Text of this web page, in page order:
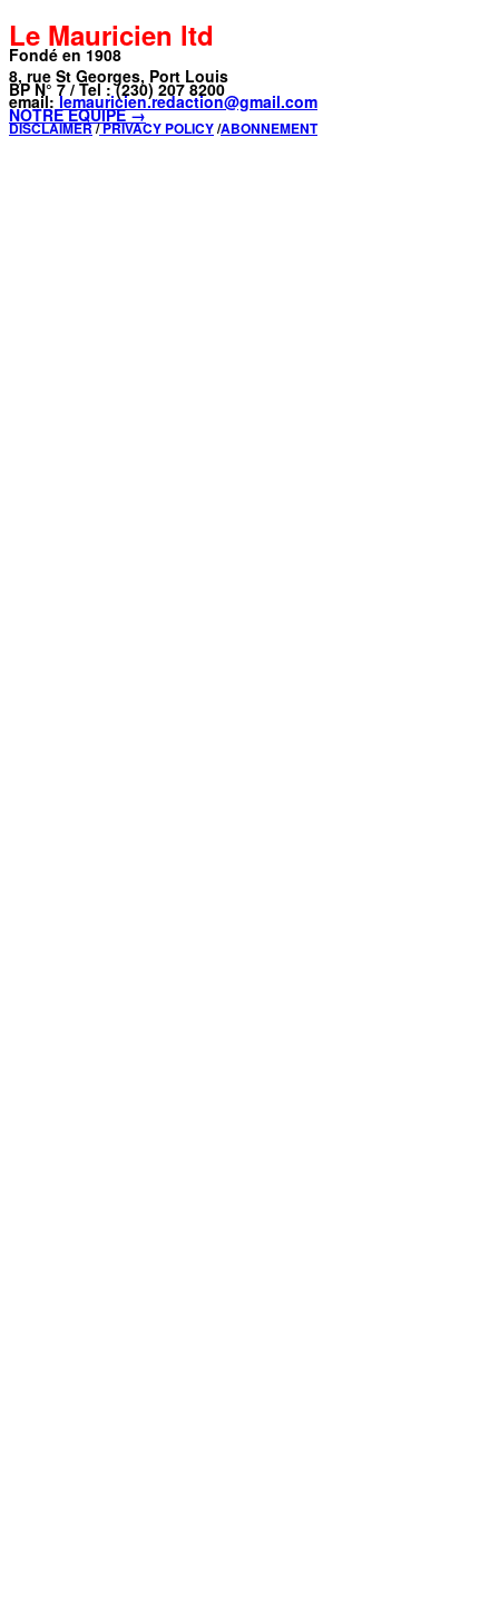
Le Mauricien ltd
Fondé en 1908
8, rue St Georges, Port Louis
BP N° 7 / Tel : (230) 207 8200
email: lemauricien.redaction@gmail.com
NOTRE ÉQUIPE →
DISCLAIMER/PRIVACY POLICY/ABONNEMENT